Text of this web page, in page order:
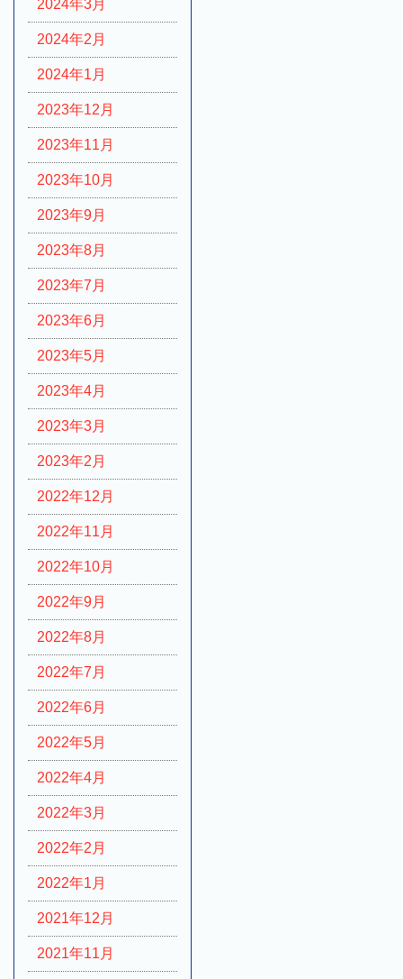
2024年3月
2024年2月
2024年1月
2023年12月
2023年11月
2023年10月
2023年9月
2023年8月
2023年7月
2023年6月
2023年5月
2023年4月
2023年3月
2023年2月
2022年12月
2022年11月
2022年10月
2022年9月
2022年8月
2022年7月
2022年6月
2022年5月
2022年4月
2022年3月
2022年2月
2022年1月
2021年12月
2021年11月